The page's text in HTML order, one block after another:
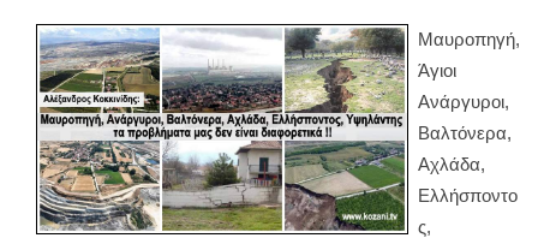
Μαυροπηγή,
Άγιοι
Ανάργυροι,
Βαλτόνερα,
Αχλάδα,
Ελλήσποντο
ς,